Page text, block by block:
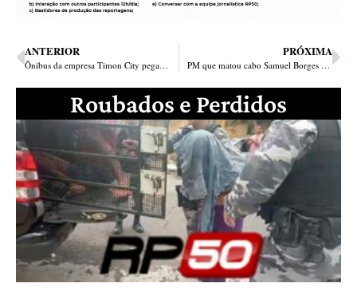
ANTERIOR
Ônibus da empresa Timon City pega fogo no centro de Teresina
PRÓXIMA
PM que matou cabo Samuel Borges é condenado a 9 anos; veja em 1º mão fala da família
Roubados e Perdidos